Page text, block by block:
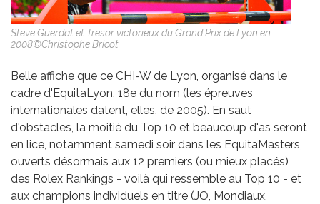
Steve Guerdat et Tresor victorieux du Grand Prix de Lyon en
2008©Christophe Bricot
Belle affiche que ce CHI-W de Lyon, organisé dans le
cadre d'EquitaLyon, 18e du nom (les épreuves
internationales datent, elles, de 2005). En saut
d'obstacles, la moitié du Top 10 et beaucoup d'as seront
en lice, notamment samedi soir dans les EquitaMasters,
ouverts désormais aux 12 premiers (ou mieux placés)
des Rolex Rankings - voilà qui ressemble au Top 10 - et
aux champions individuels en titre (JO, Mondiaux,